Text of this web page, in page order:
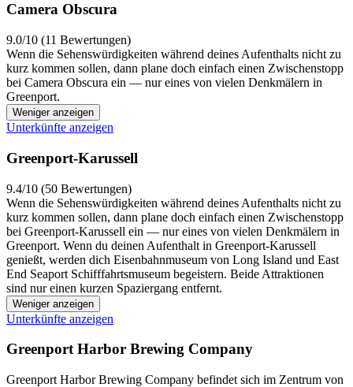
Camera Obscura
9.0/10 (11 Bewertungen)
Wenn die Sehenswürdigkeiten während deines Aufenthalts nicht zu
kurz kommen sollen, dann plane doch einfach einen Zwischenstopp
bei Camera Obscura ein — nur eines von vielen Denkmälern in
Greenport.
Weniger anzeigen
Unterkünfte anzeigen
Greenport-Karussell
9.4/10 (50 Bewertungen)
Wenn die Sehenswürdigkeiten während deines Aufenthalts nicht zu
kurz kommen sollen, dann plane doch einfach einen Zwischenstopp
bei Greenport-Karussell ein — nur eines von vielen Denkmälern in
Greenport. Wenn du deinen Aufenthalt in Greenport-Karussell
genießt, werden dich Eisenbahnmuseum von Long Island und East
End Seaport Schifffahrtsmuseum begeistern. Beide Attraktionen
sind nur einen kurzen Spaziergang entfernt.
Weniger anzeigen
Unterkünfte anzeigen
Greenport Harbor Brewing Company
Greenport Harbor Brewing Company befindet sich im Zentrum von